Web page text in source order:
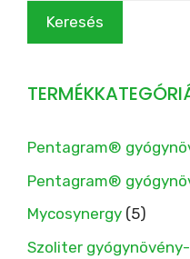
következőre:
Keresés
Pentagram®
Pentagram®
Mycosynergy (5)
Szoliter